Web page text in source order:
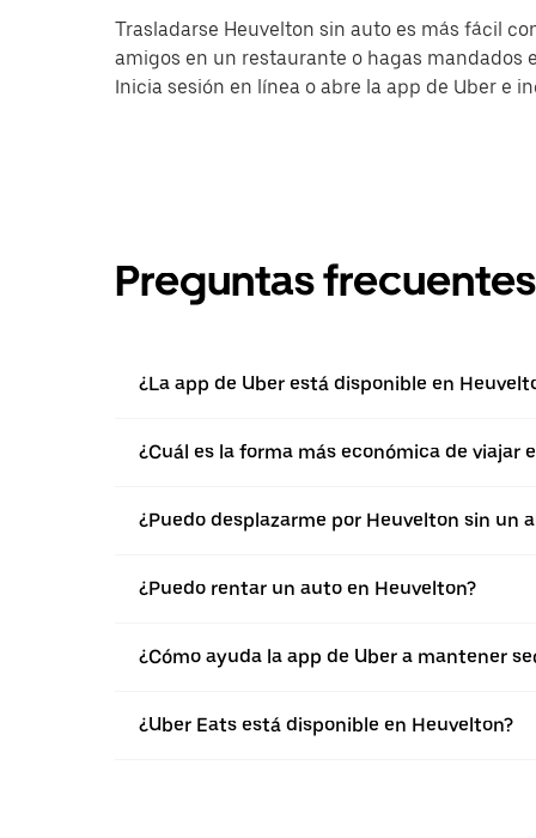
Trasladarse Heuvelton sin auto es más fácil
amigos en un restaurante o hagas mandados
Inicia sesión en línea o abre la app de Uber e
Preguntas frecuentes
¿La app de Uber está disponible en
¿Cuál es la forma más económica de viajar
¿Puedo desplazarme por Heuvelton sin un
¿Puedo rentar un auto en Heuvelton?
¿Cómo ayuda la app de Uber a mantener
¿Uber Eats está disponible en Heuvelton?